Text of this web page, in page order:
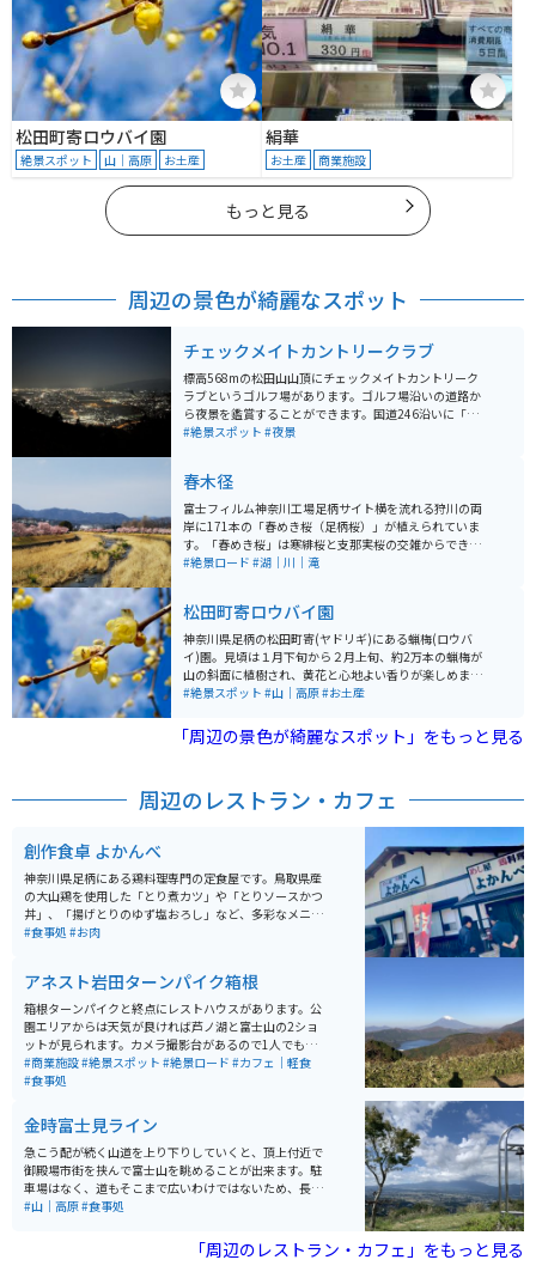
松田町寄ロウバイ園
絶景スポット 山｜高原 お土産
絹華
お土産 商業施設
もっと見る
周辺の景色が綺麗なスポット
チェックメイトカントリークラブ
標高568mの松田山山頂にチェックメイトカントリーク
ラブというゴルフ場があります。ゴルフ場沿いの道路か
ら夜景を鑑賞することができます。国道246沿いに「チ
ェックメイトC.C.」の看板があり、それがスポットへ続
ぎた先にあります。突如視界が開け、足柄平野の夜景が
姿を現します。
#絶景スポット #夜景
春木径
富士フィルム神奈川工場足柄サイト横を流れる狩川の両
岸に171本の「春めき桜（足柄桜）」が植えられていま
す。「春めき桜」は寒緋桜と支那実桜の交雑からできた
桜で、色は淡紅色、花は散形状花序で強い香りがあるの
富士山をバックにした桜も楽しめることから、例年、遠
方からも「春めき桜」を観賞に訪れる人が沢山います。
そのほか、3月中旬の週末には富士フイルム辻下グラウ
ンドを会場に「春木径・幸せ道 桜まつり」が開催され、
露店が並び、フリーマーケットや各種イベントが行われ
#絶景ロード #湖｜川｜滝
松田町寄ロウバイ園
神奈川県足柄の松田町寄(ヤドリギ)にある蝋梅(ロウバ
イ)園。見頃は１月下旬から２月上旬、約2万本の蝋梅が
山の斜面に植樹され、黄花と心地よい香りが楽しめま
す。無料駐車場から蝋梅園まで5分ほど歩きます。蝋梅祭
桜や桜シーズンもオススメ。
#絶景スポット #山｜高原#お土産
「周辺の景色が綺麗なスポット」をもっと見る
周辺のレストラン・カフェ
創作食卓 よかんべ
神奈川県足柄にある鶏料理専門の定食屋です。鳥取県産
の大山鶏を使用した「とり煮カツ」や「とりソースかつ
丼」、「揚げとりのゆず塩おろし」など、多彩なメニュ
ーが揃っています。自家精米のご飯とともに、ボリュー
車場も完備されています。地元で人気の高いお店で、特
にランチタイムには多くの来客で賑わいます。
#食事処 #お肉
アネスト岩田ターンパイク箱根
箱根ターンパイクと終点にレストハウスがあります。公
園エリアからは天気が良ければ芦ノ湖と富士山の2ショ
ットが見られます。カメラ撮影台があるので1人でも撮影
しやすく便利です。車・バイク問わず休日の駐車場は混
雑していますが、箱根の山を登ってきた先にある富士山
な車両を見ることができるのでプチモーターショーを体
感できます。
#商業施設#絶景スポット #絶景ロード #カフェ｜軽食
#食事処
金時富士見ライン
急こう配が続く山道を上り下りしていくと、頂上付近で
御殿場市街を挟んで富士山を眺めることが出来ます。駐
車場はなく、道もそこまで広いわけではないため、長時
間の駐車は困難ですが、近くにある誓いの丘には駐車場
すが、富士ビュースポットでは、バイクと景色の間に邪
魔なものが映らないので、良い写真が撮れます。
#山｜高原#食事処
「周辺のレストラン・カフェ」をもっと見る